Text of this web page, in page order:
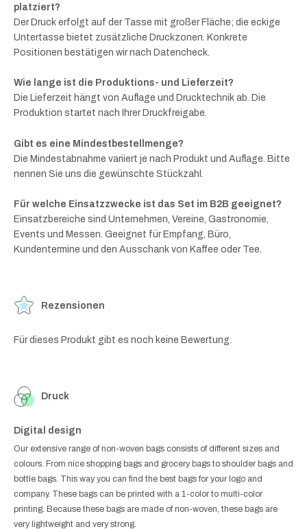
platziert?
Der Druck erfolgt auf der Tasse mit großer Fläche; die eckige
Untertasse bietet zusätzliche Druckzonen. Konkrete
Positionen bestätigen wir nach Datencheck.
Wie lange ist die Produktions- und Lieferzeit?
Die Lieferzeit hängt von Auflage und Drucktechnik ab. Die
Produktion startet nach Ihrer Druckfreigabe.
Gibt es eine Mindestbestellmenge?
Die Mindestabnahme variiert je nach Produkt und Auflage. Bitte
nennen Sie uns die gewünschte Stückzahl.
Für welche Einsatzzwecke ist das Set im B2B geeignet?
Einsatzbereiche sind Unternehmen, Vereine, Gastronomie,
Events und Messen. Geeignet für Empfang, Büro,
Kundentermine und den Ausschank von Kaffee oder Tee.
Rezensionen
Für dieses Produkt gibt es noch keine Bewertung.
Druck
Digital design
Our extensive range of non-woven bags consists of different sizes and
colours. From nice shopping bags and grocery bags to shoulder bags and
bottle bags. This way you can find the best bags for your logo and
company. These bags can be printed with a 1-color to multi-color
printing. Because these bags are made of non-woven, these bags are
very lightweight and very strong.